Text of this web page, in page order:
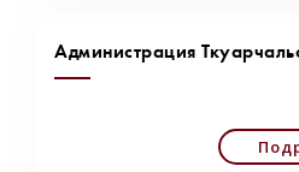
Администрация